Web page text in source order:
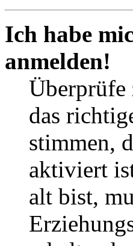
Ich habe
anmelden!
Überprüfe
das
stimmen,
aktiviert
alt bist,